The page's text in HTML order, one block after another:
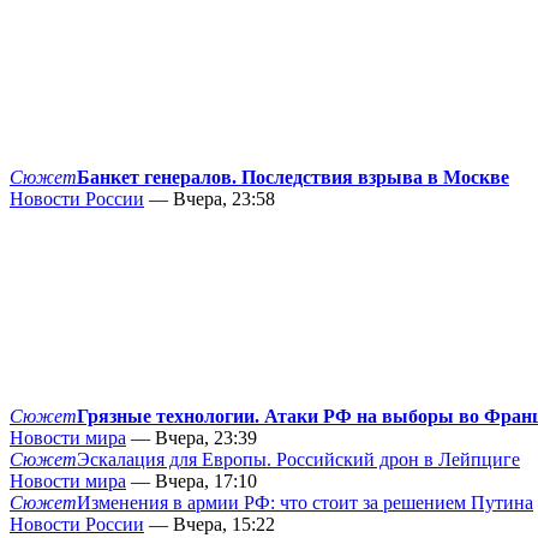
СюжетБанкет генералов. Последствия взрыва в Москве
Новости России — Вчера, 23:58
СюжетГрязные технологии. Атаки РФ на выборы во
Новости мира — Вчера, 23:39
СюжетЭскалация для Европы. Российский дрон в Лейпциге
Новости мира — Вчера, 17:10
СюжетИзменения в армии РФ: что стоит за решением Путина
Новости России — Вчера, 15:22